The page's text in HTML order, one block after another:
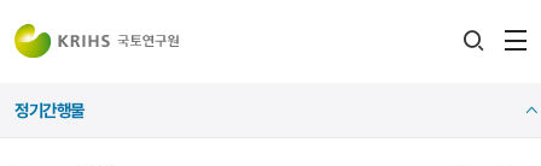
정기간행물